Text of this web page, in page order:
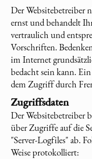
Der Websitebetreiber
ernst und behandelt
vertraulich und
Vorschriften.
im Internet
bedacht sein kann.
dem Zugriff durch
Zugriffsdaten
Der Websitebetreiber
über Zugriffe auf die
"Server-Logfiles" ab.
Weise protokolliert: